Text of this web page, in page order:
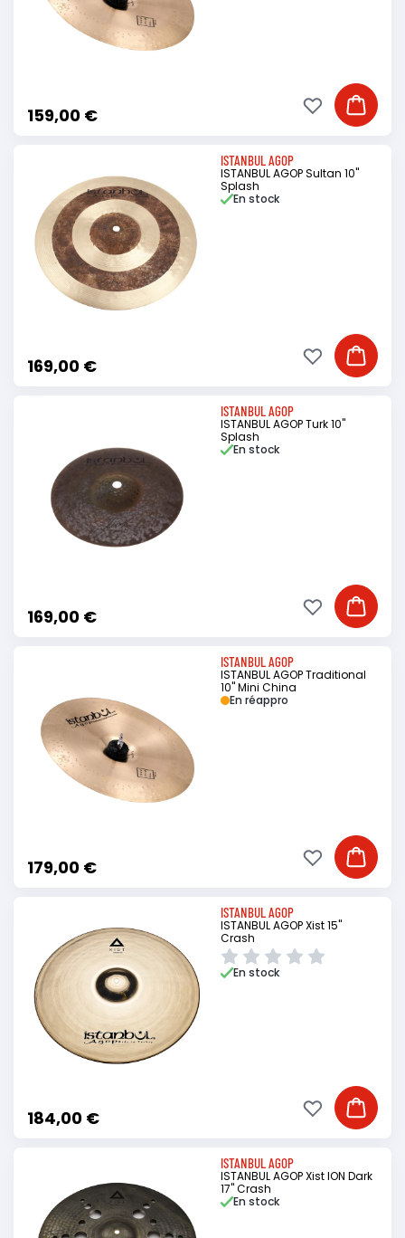
159,00 € Ajouter
Ajouter à ma
ISTANBUL AGOP
ISTANBUL AGOP Sultan 10"
Splash
169,00 €
En stock
Ajouter
Ajouter à ma
ISTANBUL AGOP
ISTANBUL AGOP Turk 10"
Splash
169,00 €
En stock
Ajouter
Ajouter à ma
ISTANBUL AGOP
ISTANBUL AGOP Traditional
10" Mini China
179,00 €
En réappro
Ajouter
Ajouter à ma
ISTANBUL AGOP
ISTANBUL AGOP Xist 15"
Crash
184,00 €
En stock
Ajouter
Ajouter à ma
ISTANBUL AGOP
ISTANBUL AGOP Xist ION Dark
17" Crash
En stock